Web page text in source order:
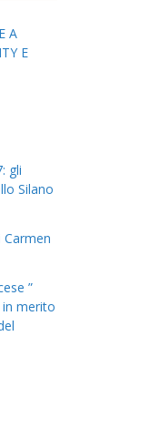
A
E
gli
Silano
”
merito